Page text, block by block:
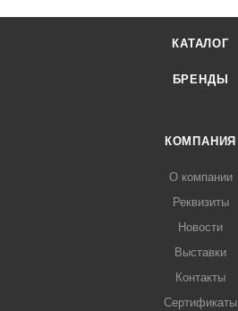
КАТАЛОГ
БРЕНДЫ
КОМПАНИЯ
О компании
Реквизиты
Новости
Выставки
Контакты
Сертификаты